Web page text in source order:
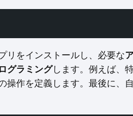
リをインストールし、必要な
グラミングします。例えば、
操作を定義します。最後に、自